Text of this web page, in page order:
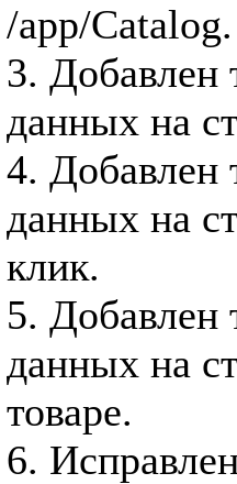
/app/Catalog.
3. Добавлен
данных на
4. Добавлен
данных на
клик.
5. Добавлен
данных на
товаре.
6.